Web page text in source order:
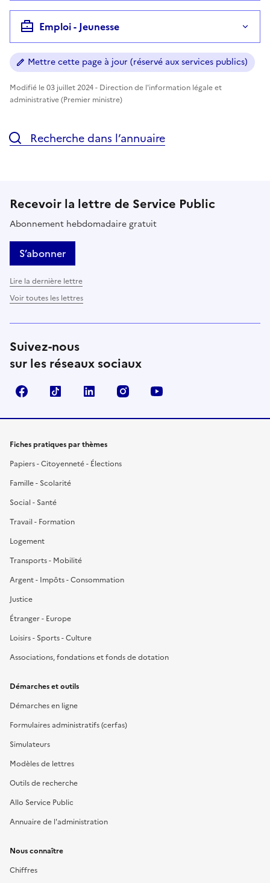
Emploi - Jeunesse
Mettre cette page à jour (réservé aux services publics)
Modifié le 03 juillet 2024 - Direction de l'information légale et
administrative (Premier ministre)
Recherche dans l’annuaire
Recevoir la lettre de Service Public
Abonnement hebdomadaire gratuit
S’abonner
Lire la dernière lettre
Voir toutes les lettres
Suivez-nous
sur les réseaux sociaux
FacebookTikTok LinkedIn Instagram
Fiches pratiques par thèmes
Papiers - Citoyenneté - Élections
Famille - Scolarité
Social - Santé
Travail - Formation
Logement
Transports - Mobilité
Argent - Impôts - Consommation
Justice
Étranger - Europe
Loisirs - Sports - Culture
Associations, fondations et fonds de dotation
Démarches et outils
Démarches en ligne
Formulaires administratifs (cerfas)
Simulateurs
Modèles de lettres
Outils de recherche
Allo Service Public
Annuaire de l'administration
Nous connaître
Chiffres